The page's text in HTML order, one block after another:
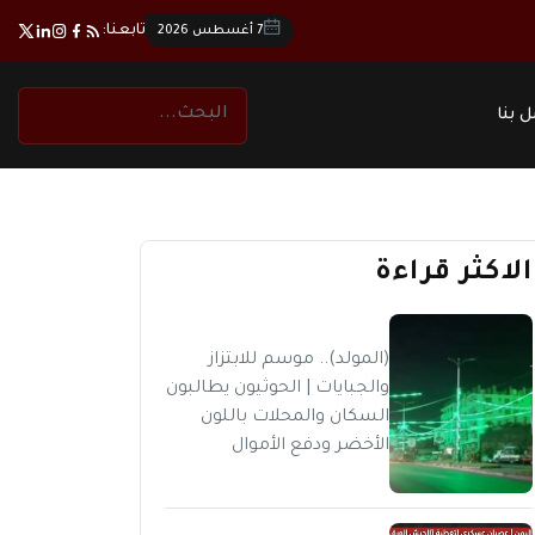
7 أغسطس 2026 تابعنا:
بنا
الاكثر قراءة
(المولد).. موسم للابتزاز
والجبايات | الحوثيون يطالبون
السكان والمحلات باللون
الأخضر ودفع الأموال